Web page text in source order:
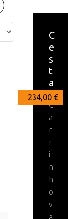
1099,00 €
636,00 €
234,00 €
C
e
s
t
a
C
a
r
r
i
n
h
o
v
a